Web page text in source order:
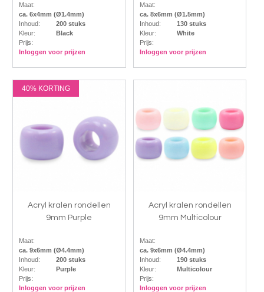
Maat:
ca. 6x4mm (Ø1.4mm)
Inhoud:
200 stuks
Kleur:
Black
Prijs:
Inloggen voor prijzen
Maat:
ca. 8x6mm (Ø1.5mm)
Inhoud:
130 stuks
Kleur:
White
Prijs:
Inloggen voor prijzen
40% KORTING
Acryl kralen rondellen
9mm Purple
Maat:
ca. 9x6mm (Ø4.4mm)
Inhoud:
200 stuks
Kleur:
Purple
Prijs:
Inloggen voor prijzen
Acryl kralen rondellen
9mm Multicolour
Maat:
ca. 9x6mm (Ø4.4mm)
Inhoud:
190 stuks
Kleur:
Multicolour
Prijs:
Inloggen voor prijzen